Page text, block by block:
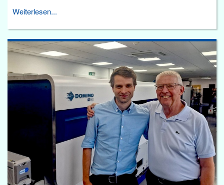
Weiterlesen...